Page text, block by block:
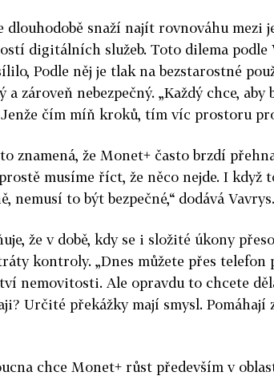
dlouhodobě snaží najít rovnováhu mezi
digitálních služeb. Toto dilema podle
Podle něj je tlak na bezstarostné
a zároveň nebezpečný. „Každý chce,
čím míň kroků, tím víc prostoru
znamená, že Monet+ často brzdí
musíme říct, že něco nejde. I když
nemusí to být bezpečné,“ dodává Vavrys.
že v době, kdy se i složité úkony
kontroly. „Dnes můžete přes telefon
nemovitosti. Ale opravdu to chcete
Určité překážky mají smysl. Pomáhají
chce Monet+ růst především v